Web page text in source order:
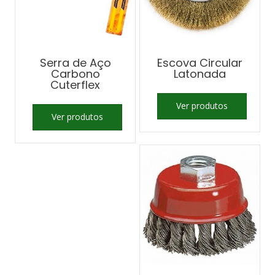
Serra de Aço
Carbono
Cuterflex
Ver produtos
Escova Circular
Latonada
Ver produtos